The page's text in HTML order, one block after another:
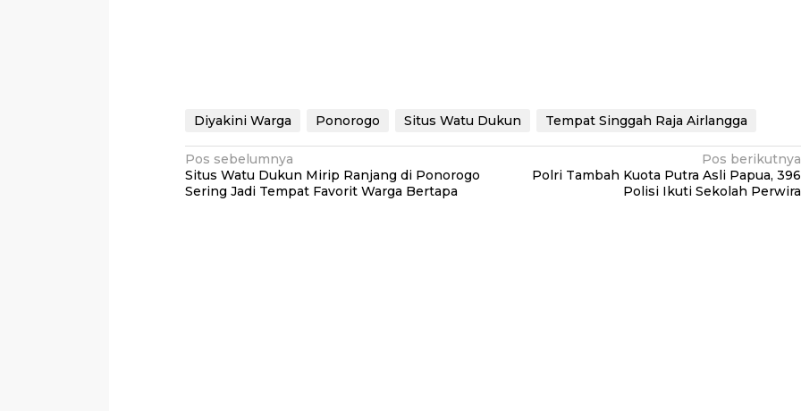
Diyakini Warga Ponorogo Situs Watu Dukun Tempat Singgah Raja Airlangga
Navigasi
pos
Pos sebelumnya
Situs Watu Dukun Mirip Ranjang di Ponorogo
Sering Jadi Tempat Favorit Warga Bertapa
Pos berikutnya
Polri Tambah Kuota Putra Asli Papua, 396
Polisi Ikuti Sekolah Perwira